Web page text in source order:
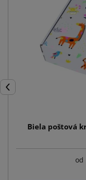
Späť
Biela poštová
od